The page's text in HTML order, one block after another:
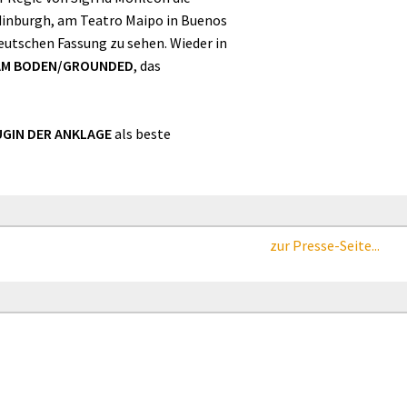
am Teatro Maipo in Buenos
Fassung zu sehen. Wieder in
BODEN/GROUNDED, das
DER ANKLAGEals beste
zur Presse-Seite...